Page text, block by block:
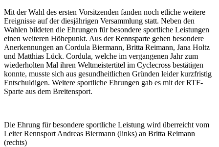
Mit der Wahl des ersten Vorsitzenden fanden noch etliche weitere
Ereignisse auf der diesjährigen Versammlung statt. Neben den
Wahlen bildeten die Ehrungen für besondere sportliche Leistungen
einen weiteren Höhepunkt. Aus der Rennsparte gehen besondere
Anerkennungen an Cordula Biermann, Britta Reimann, Jana Holtz
und Matthias Lück. Cordula, welche im vergangenen Jahr zum
wiederholten Mal ihren Weltmeistertitel im Cyclecross bestätigen
konnte, musste sich aus gesundheitlichen Gründen leider kurzfristig
Entschuldigen. Weitere sportliche Ehrungen gab es mit der RTF-
Sparte aus dem Breitensport.
Die Ehrung für besondere sportliche Leistung wird überreicht vom
Leiter Rennsport Andreas Biermann (links) an Britta Reimann
(rechts)